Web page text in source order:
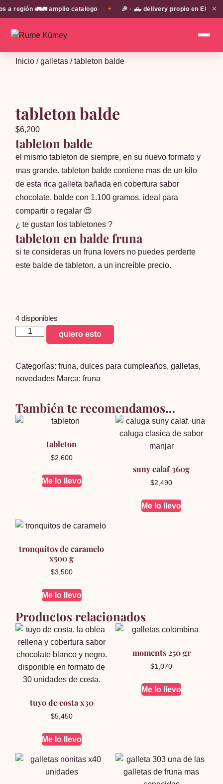
región 🚛🚛 amplio catalogo 🎉 · 🛻 delivery propio en EN ✕
Inicio /galletas / tableton balde
tableton balde
$6,200
tableton balde
el mismo tableton de siempre, en su nuevo formato y
mas grande. tableton balde contiene mas de un kilo
de esta rica galleta bañada en cobertura sabor
chocolate. balde con 1.100 gramos. ideal para
compartir o regalar 😍
¿ te gustan los tabletones ?
tableton en balde fruna
si te consideras un fruna lovers no puedes perderte
este balde de tableton. a un increíble precio.
4 disponibles
tableton
quiero esto
Categorías:fruna,dulces para cumpleaños,galletas,
novedades Marca:fruna
También te recomendamos…
tableton
$2,600
Me lo llevo
suny calaf 360g
$2,490
Me lo llevo
tronquitos de caramelo
x500 g
$3,500
Me lo llevo
Productos relacionados
tuyo de costa x30
$5,450
Me lo llevo
moments 250 gr
$1,070
Me lo llevo